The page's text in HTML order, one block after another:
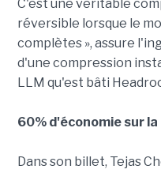
C'est une véritable
réversible lorsque le
complètes », assure
d'une compression
LLM qu'est bâti
60% d'économie sur
Dans son billet, Tejas